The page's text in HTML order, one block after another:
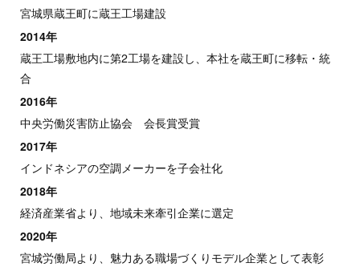
宮城県蔵王町に蔵王工場建設
2014年
蔵王工場敷地内に第2工場を建設し、本社を蔵王町に移転・統
合
2016年
中央労働災害防止協会 会長賞受賞
2017年
インドネシアの空調メーカーを子会社化
2018年
経済産業省より、地域未来牽引企業に選定
2020年
宮城労働局より、魅力ある職場づくりモデル企業として表彰